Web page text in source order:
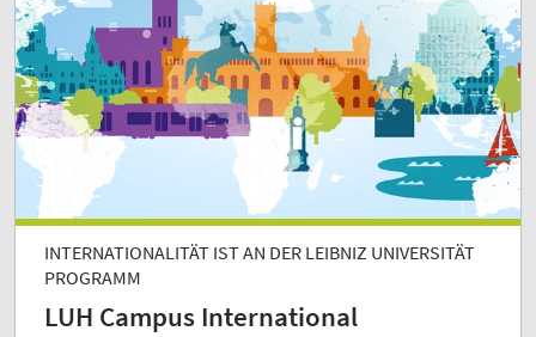
INTERNATIONALITÄT IST AN DER ­LEIBNIZ UNIVERSITÄT
PROGRAMM
LUH Campus International